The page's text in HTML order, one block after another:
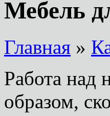
Мебель
Главная »
Работа над
образом,